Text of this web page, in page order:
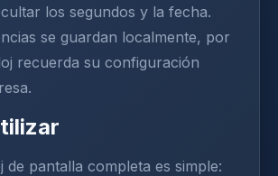
los segundos y la fecha.
se guardan localmente, por
recuerda su configuración
de pantalla completa es simple: